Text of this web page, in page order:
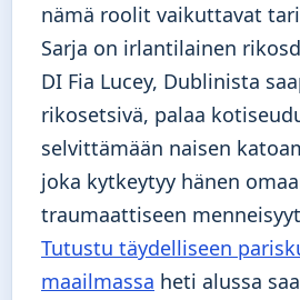
nämä roolit vaikuttavat
Sarja on irlantilainen
DI Fia Lucey, Dublinista
rikosetsivä, palaa
selvittämään naisen
joka kytkeytyy hänen
traumaattiseen
Tutustu täydelliseen
maailmassa heti alussa